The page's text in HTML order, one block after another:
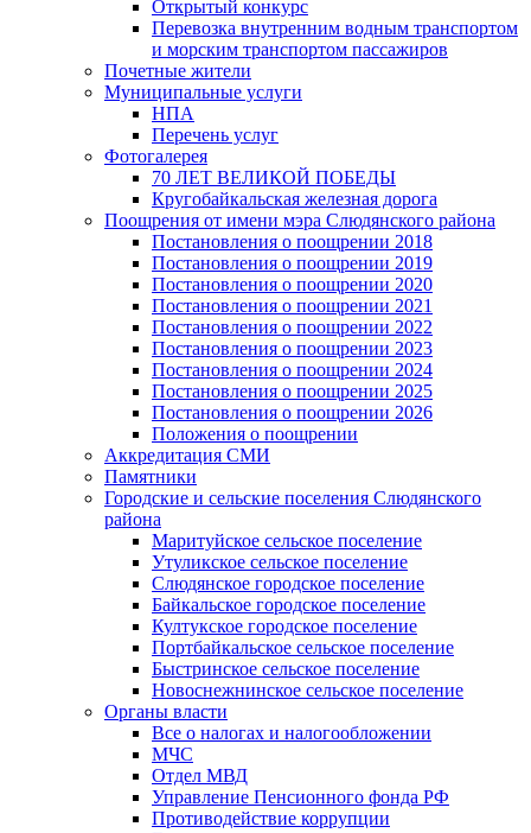
Открытый конкурс
Перевозка внутренним водным транспортом
и морским транспортом пассажиров
Почетные жители
Муниципальные услуги
НПА
Перечень услуг
Фотогалерея
70 ЛЕТ ВЕЛИКОЙ ПОБЕДЫ
Кругобайкальская железная дорога
Поощрения от имени мэра Слюдянского района
Постановления о поощрении 2018
Постановления о поощрении 2019
Постановления о поощрении 2020
Постановления о поощрении 2021
Постановления о поощрении 2022
Постановления о поощрении 2023
Постановления о поощрении 2024
Постановления о поощрении 2025
Постановления о поощрении 2026
Положения о поощрении
Аккредитация СМИ
Памятники
Городские и сельские поселения Слюдянского
района
Маритуйское сельское поселение
Утуликское сельское поселение
Слюдянское городское поселение
Байкальское городское поселение
Култукское городское поселение
Портбайкальское сельское поселение
Быстринское сельское поселение
Новоснежнинское сельское поселение
Органы власти
Все о налогах и налогообложении
МЧС
Отдел МВД
Управление Пенсионного фонда РФ
Противодействие коррупции